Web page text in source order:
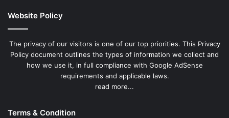
Website Policy
The privacy of our visitors is one of our top priorities. This Privacy
Policy document outlines the types of information we collect and
how we use it, in full compliance with Google AdSense
requirements and applicable laws.
read more...
Terms & Condition